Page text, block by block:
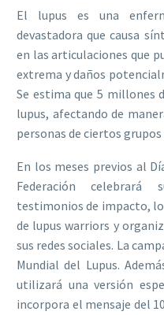
El lupus es una
devastadora que causa
en las articulaciones que
extrema y daños
Se estima que 5 millones
lupus, afectando de
personas de ciertos
En los meses previos al
Federación celebrará
testimonios de impacto,
de lupus warriors y
sus redes sociales. La
Mundial del Lupus.
utilizará una versión
incorpora el mensaje del